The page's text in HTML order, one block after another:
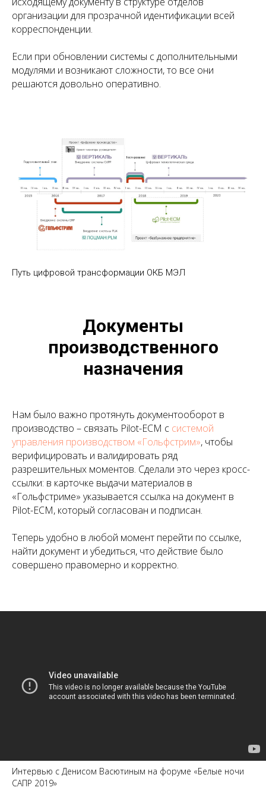
организации для прозрачной идентификации всей
корреспонденции.
Если при обновлении системы с дополнительными
модулями и возникают сложности, то все они
решаются довольно оперативно.
Путь цифровой трансформации ОКБ МЭЛ
Документы
производственного
назначения
Нам было важно протянуть документооборот в
производство – связать Pilot-ECM с системой
управления производством «Гольфстрим», чтобы
верифицировать и валидировать ряд
разрешительных моментов. Сделали это через кросс-
ссылки: в карточке выдачи материалов в
«Гольфстриме» указывается ссылка на документ в
Pilot-ECM, который согласован и подписан.
Теперь удобно в любой момент перейти по ссылке,
найти документ и убедиться, что действие было
совершено правомерно и корректно.
Интервью с Денисом Васютиным на форуме «Белые ночи
САПР 2019»